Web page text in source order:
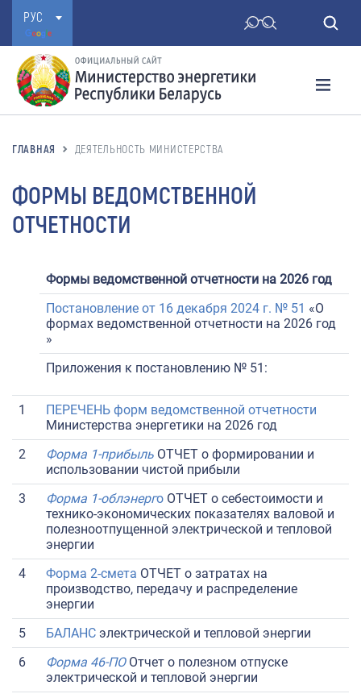
РУС
ГЛАВНАЯ ДЕЯТЕЛЬНОСТЬ МИНИСТЕРСТВА
ФОРМЫ ВЕДОМСТВЕННОЙ
ОТЧЕТНОСТИ
Формы ведомственной отчетности на 2026 год
Постановление от 16 декабря 2024 г. № 51 «О
формах ведомственной отчетности на 2026 год
»
Приложения к постановлению № 51:
1
ПЕРЕЧЕНЬ форм ведомственной отчетности
Министерства энергетики на 2026 год
2
Форма 1-прибыль ОТЧЕТ о формировании и
использовании чистой прибыли
3
Форма 1-облэнерго ОТЧЕТ о себестоимости и
технико-экономических показателях валовой и
полезноотпущенной электрической и тепловой
энергии
4
Форма 2-смета ОТЧЕТ о затратах на
производство, передачу и распределение
энергии
5
БАЛАНС электрической и тепловой энергии
6
Форма 46-ПООтчет о полезном отпуске
электрической и тепловой энергии